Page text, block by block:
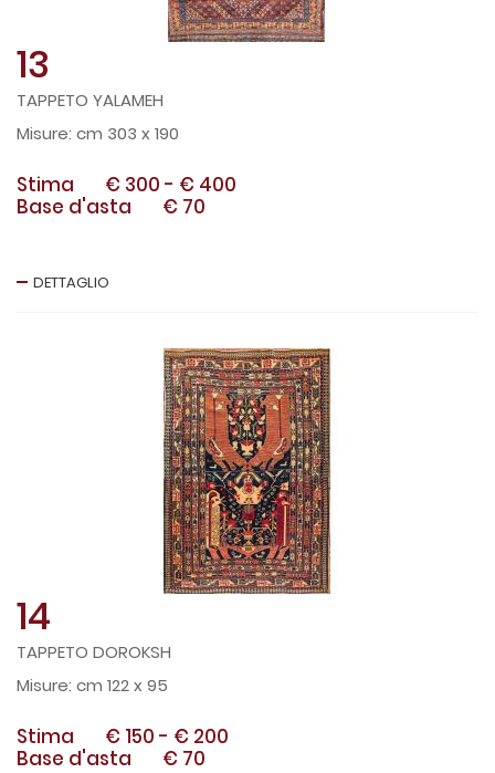
13
TAPPETO YALAMEH
cm 303 x 190
Stima € 300 - € 400
Base d'asta
€ 70
DETTAGLIO
14
TAPPETO DOROKSH
cm 122 x 95
Stima € 150 - € 200
Base d'asta
€ 70